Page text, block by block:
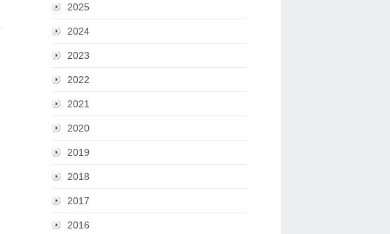
2025
2024
2023
2022
2021
2020
2019
2018
2017
2016